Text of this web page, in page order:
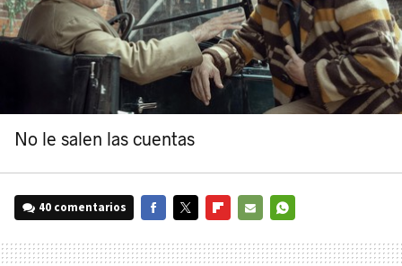
No le salen las cuentas
40 comentarios
MAIL